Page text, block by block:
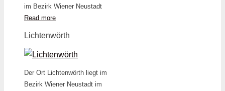
im Bezirk Wiener Neustadt
Read more
Lichtenwörth
Der Ort Lichtenwörth liegt im
Bezirk Wiener Neustadt im